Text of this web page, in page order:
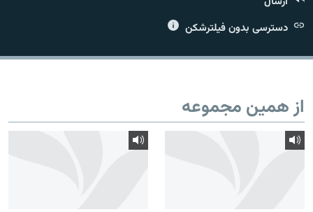
دسترسی بدون فیلترشکن
از همین مجموعه